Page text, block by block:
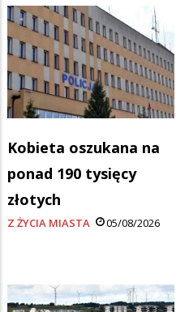
Kobieta oszukana na
ponad 190 tysięcy
złotych
Z ŻYCIA MIASTA 05/08/2026